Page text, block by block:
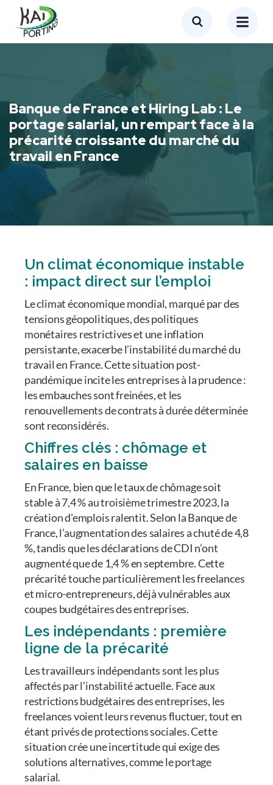
Banque de France et Hiring Lab : Le
portage salarial, un rempart face à la
précarité croissante du marché du
travail en France
Un climat économique instable
: impact direct sur l’emploi
Le climat économique mondial, marqué par des
tensions géopolitiques, des politiques
monétaires restrictives et une inflation
persistante, exacerbe l’instabilité du marché du
travail en France. Cette situation post-
pandémique incite les entreprises à la prudence :
les embauches sont freinées, et les
renouvellements de contrats à durée déterminée
sont reconsidérés.
Chiffres clés : chômage et
salaires en baisse
En France, bien que le taux de chômage soit
stable à 7,4 % au troisième trimestre 2023, la
création d’emplois ralentit. Selon la Banque de
France, l’augmentation des salaires a chuté de 4,8
%, tandis que les déclarations de CDI n’ont
augmenté que de 1,4 % en septembre. Cette
précarité touche particulièrement les freelances
et micro-entrepreneurs, déjà vulnérables aux
coupes budgétaires des entreprises.
Les indépendants : première
ligne de la précarité
Les travailleurs indépendants sont les plus
affectés par l’instabilité actuelle. Face aux
restrictions budgétaires des entreprises, les
freelances voient leurs revenus fluctuer, tout en
étant privés de protections sociales. Cette
situation crée une incertitude qui exige des
solutions alternatives, comme le portage
salarial.